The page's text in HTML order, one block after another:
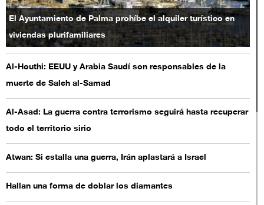
El Ayuntamiento de Palma prohíbe el alquiler turístico en
viviendas plurifamiliares
Al-Houthi: EEUU y Arabia Saudí son responsables de la
muerte de Saleh al-Samad
Al-Asad: La guerra contra terrorismo seguirá hasta recuperar
todo el territorio sirio
Atwan: Si estalla una guerra, Irán aplastará a Israel
Hallan una forma de doblar los diamantes